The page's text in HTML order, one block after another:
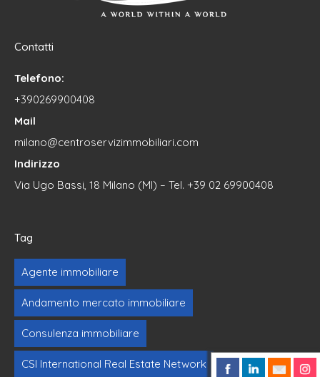
Contatti
Telefono:
+390269900408
Mail
milano@centroservizimmobiliari.com
Indirizzo
Via Ugo Bassi, 18 Milano (MI) – Tel. +39 02 69900408
Tag
Agente immobiliare
Andamento mercato immobiliare
Consulenza immobiliare
CSI International Real Estate Network